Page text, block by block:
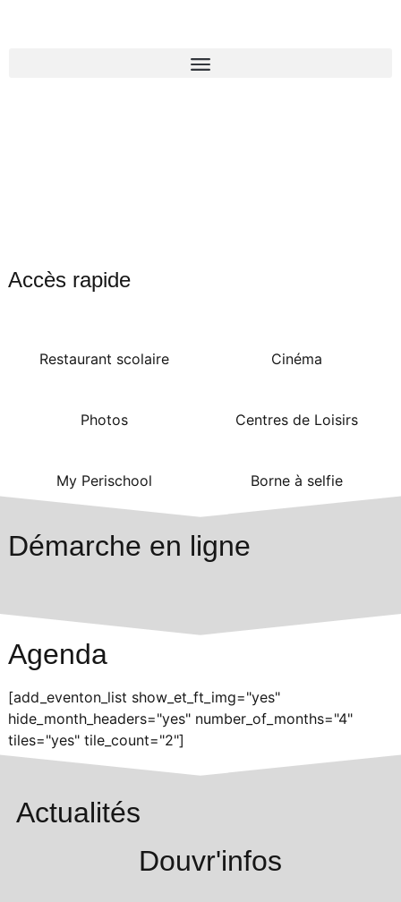
Accès rapide
Restaurant scolaire Cinéma
Photos Centres de Loisirs
My Perischool Borne à selfie
Démarche en ligne
Agenda
[add_eventon_list show_et_ft_img="yes"
hide_month_headers="yes" number_of_months="4"
tiles="yes" tile_count="2"]
Actualités
Douvr'infos